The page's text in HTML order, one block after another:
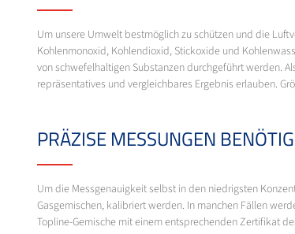
Um unsere Umwelt bestmöglich zu schützen und die
Kohlenmonoxid, Kohlendioxid, Stickoxide und
von schwefelhaltigen Substanzen durchgeführt werden.
repräsentatives und vergleichbares Ergebnis erlauben.
PRÄZISE MESSUNGEN
Um die Messgenauigkeit selbst in den niedrigsten
Gasgemischen, kalibriert werden. In manchen Fällen
Topline-Gemische mit einem entsprechenden Zertifikat